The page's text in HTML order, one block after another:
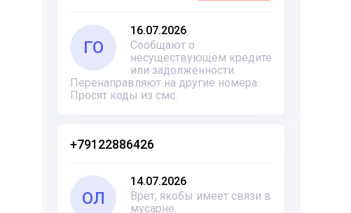
ГО
16.07.2026
Сообщают о
несуществующем кредите
или задолженности.
Перенаправляют на другие номера.
Просят коды из смс.
+79122886426
ОЛ
14.07.2026
Врет, якобы имеет связи в
мусарне.